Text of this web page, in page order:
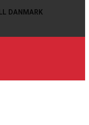
DANMARK